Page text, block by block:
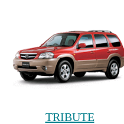
TRIBUTE